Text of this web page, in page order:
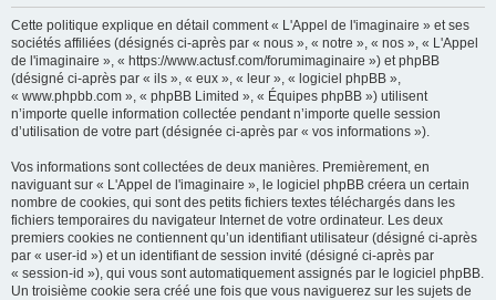
Cette politique explique en détail comment « L'Appel de l'imaginaire » et ses
sociétés affiliées (désignés ci-après par « nous », « notre », « nos », « L'Appel
de l'imaginaire », « https://www.actusf.com/forumimaginaire ») et phpBB
(désigné ci-après par « ils », « eux », « leur », « logiciel phpBB »,
« www.phpbb.com », « phpBB Limited », « Équipes phpBB ») utilisent
n’importe quelle information collectée pendant n’importe quelle session
d’utilisation de votre part (désignée ci-après par « vos informations »).
Vos informations sont collectées de deux manières. Premièrement, en
naviguant sur « L'Appel de l'imaginaire », le logiciel phpBB créera un certain
nombre de cookies, qui sont des petits fichiers textes téléchargés dans les
fichiers temporaires du navigateur Internet de votre ordinateur. Les deux
premiers cookies ne contiennent qu’un identifiant utilisateur (désigné ci-après
par « user-id ») et un identifiant de session invité (désigné ci-après par
« session-id »), qui vous sont automatiquement assignés par le logiciel phpBB.
Un troisième cookie sera créé une fois que vous naviguerez sur les sujets de